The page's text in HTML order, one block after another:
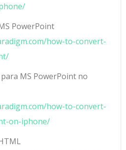
PowerPoint
how-to-convert-
MS PowerPoint no
how-to-convert-
on-iphone/